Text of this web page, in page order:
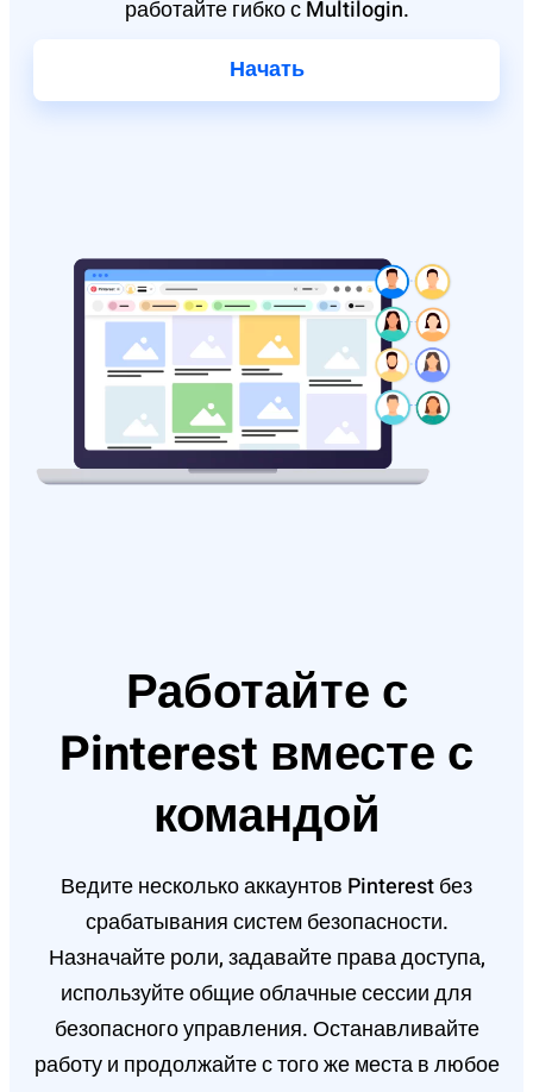
работайте гибко с Multilogin.
Начать
Работайте с
Pinterest вместе с
командой
Ведите несколько аккаунтов Pinterest без
срабатывания систем безопасности.
Назначайте роли, задавайте права доступа,
используйте общие облачные сессии для
безопасного управления. Останавливайте
работу и продолжайте с того же места в любое